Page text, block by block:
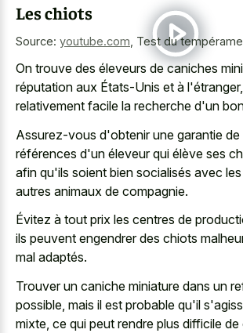
Les chiots
Source: youtube.com Test du
On trouve des éleveurs de caniches
réputation aux États-Unis et à
relativement facile la recherche d'un
Assurez-vous d'obtenir une garantie de
références d'un éleveur qui élève ses
afin qu'ils soient bien socialisés avec
autres animaux de compagnie.
Évitez à tout prix les centres de
ils peuvent engendrer des chiots
mal adaptés.
Trouver un caniche miniature dans un
possible, mais il est probable qu'il
mixte, ce qui peut rendre plus difficile de